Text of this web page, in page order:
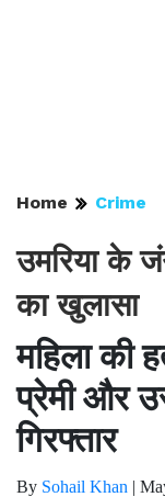
Home Crime
उमरिया के
का खुलासा
महिला की
प्रेमी और
गिरफ्तार
By Sohail Khan |